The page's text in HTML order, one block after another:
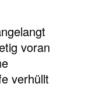
voran
verhüllt